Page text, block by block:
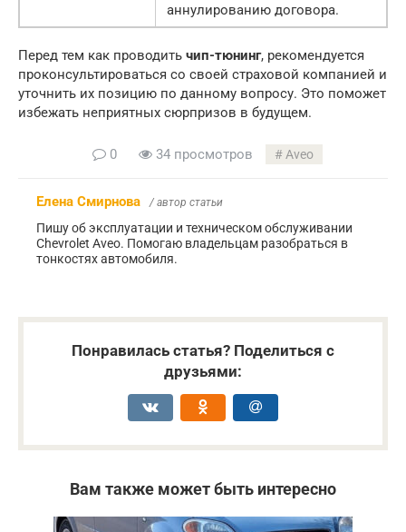
аннулированию договора.
Перед тем как проводить чип-тюнинг, рекомендуется
проконсультироваться со своей страховой компанией и
уточнить их позицию по данному вопросу. Это поможет
избежать неприятных сюрпризов в будущем.
0 34 просмотров Aveo
Елена Смирнова / автор статьи
Пишу об эксплуатации и техническом обслуживании
Chevrolet Aveo. Помогаю владельцам разобраться в
тонкостях автомобиля.
Понравилась статья? Поделиться с
друзьями:
Вам также может быть интересно